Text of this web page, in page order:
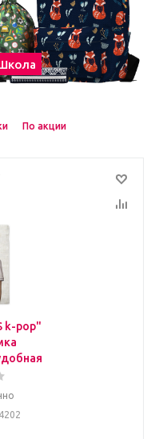
По акции
k-pop"